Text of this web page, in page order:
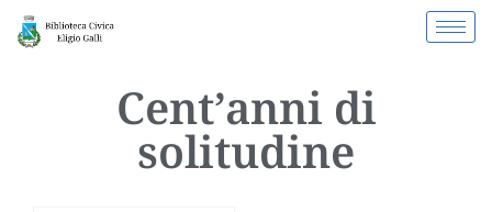
Cent’anni di
solitudine